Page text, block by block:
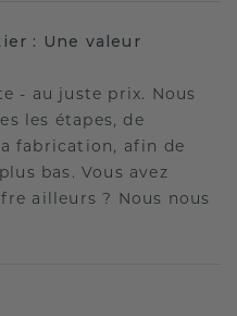
: Une valeur
- au juste prix. Nous
les étapes, de
fabrication, afin de
bas. Vous avez
ailleurs ? Nous nous